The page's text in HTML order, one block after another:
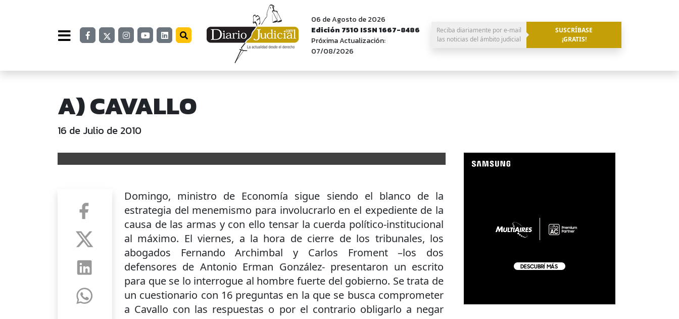
06 de Agosto de 2026
Edición 7510 ISSN 1667-8486
Próxima Actualización:
07/08/2026
Reciba diariamente por e-mail
las noticias del ámbito judicial
SUSCRÍBASE
¡GRATIS!
A) CAVALLO
16 de Julio de 2010
Domingo, ministro de Economía sigue siendo el blanco de la
estrategia del menemismo para involucrarlo en el expediente de la
causa de las armas y con ello tensar la cuerda político-institucional
al máximo. El viernes, a la hora de cierre de los tribunales, los
abogados Fernando Archimbal y Carlos Froment –los dos
defensores de Antonio Erman González- presentaron un escrito
para que se lo interrogue al hombre fuerte del gobierno. Se trata de
un cuestionario con 16 preguntas en la que se busca comprometer
a Cavallo con las respuestas o por el contrario obligarlo a negar